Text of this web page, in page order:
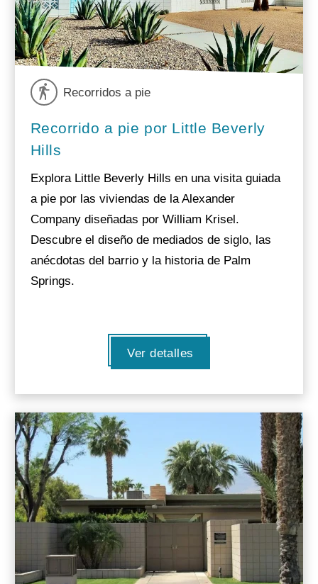
Recorridos a pie
Recorrido a pie por Little Beverly
Hills
Explora Little Beverly Hills en una visita guiada
a pie por las viviendas de la Alexander
Company diseñadas por William Krisel.
Descubre el diseño de mediados de siglo, las
anécdotas del barrio y la historia de Palm
Springs.
Ver detalles